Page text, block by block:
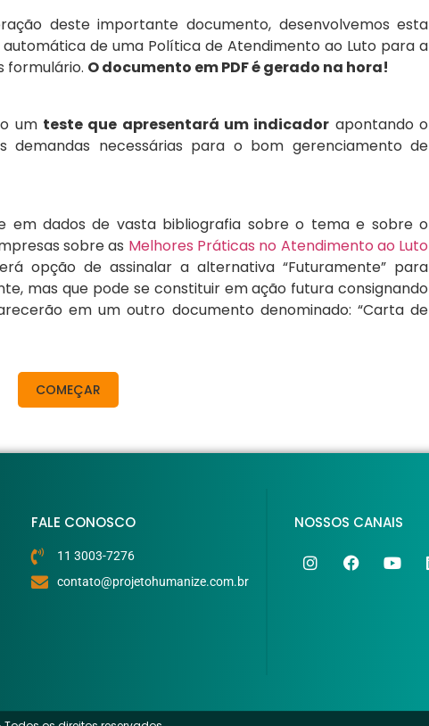
deste importante documento, desenvolvemos esta
de uma Política de Atendimento ao Luto para a
formulário. O documento em PDF é gerado na hora!
um teste que apresentará um indicador apontando o
demandas necessárias para o bom gerenciamento de
em dados de vasta bibliografia sobre o tema e sobre o
sobre as Melhores Práticas no Atendimento ao Luto
opção de assinalar a alternativa “Futuramente” para
mas que pode se constituir em ação futura consignando
em um outro documento denominado: “Carta de
COMEÇAR
FALE CONOSCO
11 3003-7276
contato@projetohumanize.com.br
NOSSOS CANAIS